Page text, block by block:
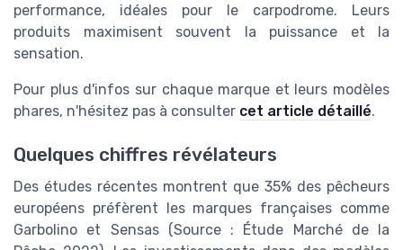
performance, idéales pour le carpodrome. Leurs
produits maximisent souvent la puissance et la
sensation.
Pour plus d'infos sur chaque marque et leurs modèles
phares, n'hésitez pas à consulter cet article détaillé.
Quelques chiffres révélateurs
Des études récentes montrent que 35% des pêcheurs
européens préfèrent les marques françaises comme
Garbolino et Sensas (Source : Étude Marché de la